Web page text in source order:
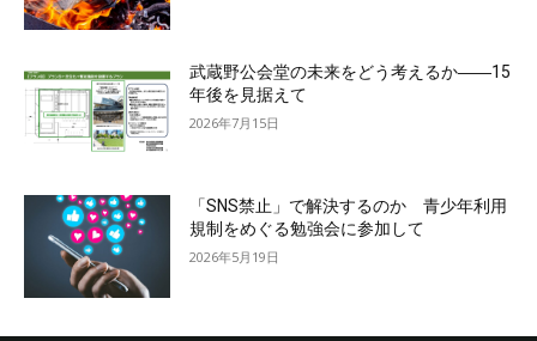
武蔵野公会堂の未来をどう考えるか――15
年後を見据えて
2026年7月15日
「SNS禁止」で解決するのか 青少年利用
規制をめぐる勉強会に参加して
2026年5月19日